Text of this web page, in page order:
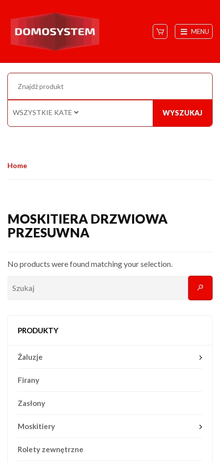
MENU
WSZYSTKIE KATEGORIE WYSZUKAJ
Home
MOSKITIERA DRZWIOWA
PRZESUWNA
No products were found matching your selection.
PRODUKTY
Żaluzje
Firany
Zasłony
Moskitiery
Rolety zewnętrzne